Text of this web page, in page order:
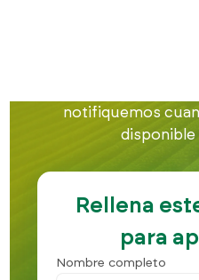
notifiquemos
disponible
Rellena
para
Nombre completo